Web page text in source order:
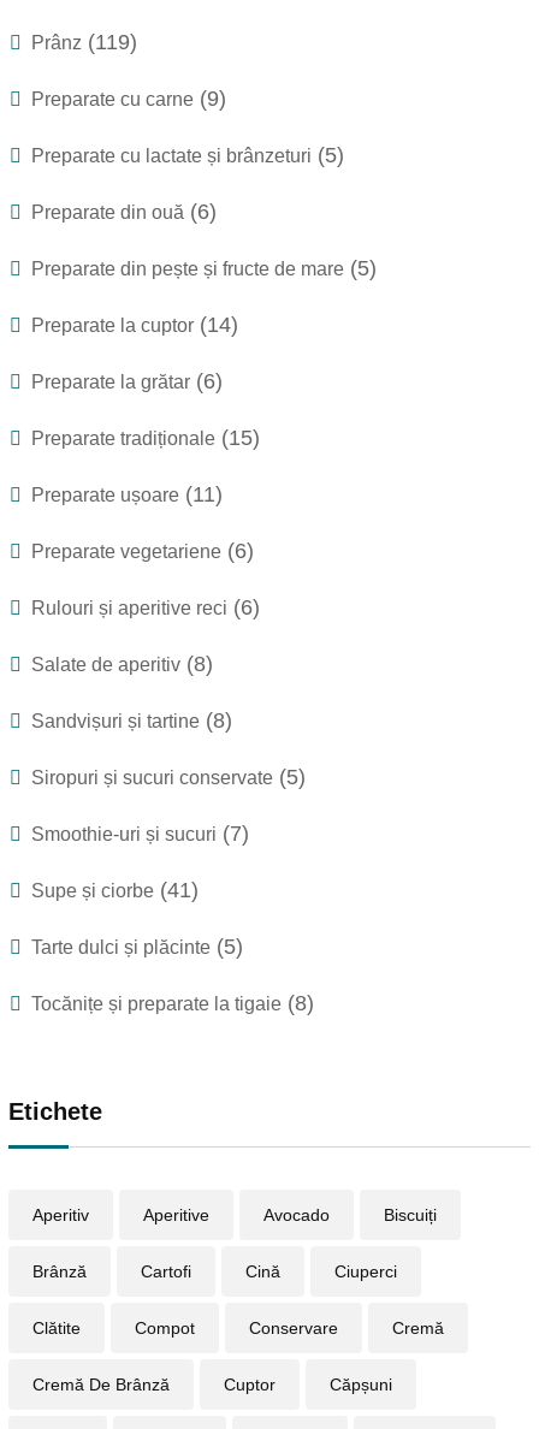
Prânz (119)
Preparate cu carne (9)
Preparate cu lactate și brânzeturi (5)
Preparate din ouă (6)
Preparate din pește și fructe de mare (5)
Preparate la cuptor (14)
Preparate la grătar (6)
Preparate tradiționale (15)
Preparate ușoare (11)
Preparate vegetariene (6)
Rulouri și aperitive reci (6)
Salate de aperitiv (8)
Sandvișuri și tartine (8)
Siropuri și sucuri conservate (5)
Smoothie-uri și sucuri (7)
Supe și ciorbe (41)
Tarte dulci și plăcinte (5)
Tocănițe și preparate la tigaie (8)
Etichete
Aperitiv Aperitive Avocado Biscuiți
Brânză Cartofi Cină Ciuperci
Clătite Compot Conservare Cremă
Cremă De Brânză Cuptor Căpșuni